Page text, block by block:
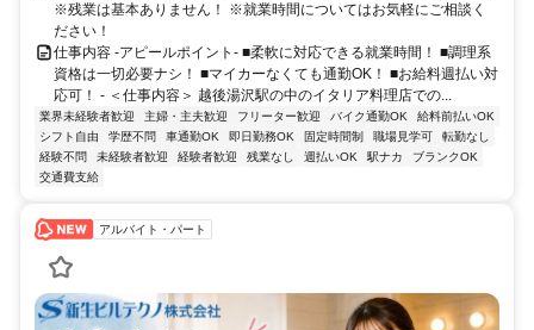
※残業は基本ありません！ ※就業時間についてはお気軽にご相談く
ださい！
仕事内容 -アピールポイント- ■柔軟に対応できる就業時間！ ■調理系
資格は一切必要ナシ！ ■マイカーなくても通勤OK！ ■お給料週払い対
応可！ - ＜仕事内容＞ 越後湯沢駅の中のイタリア料理店での...
業界未経験者歓迎 主婦・主夫歓迎 フリーター歓迎 バイク通勤OK
給料前払いOK
シフト自由
学歴不問 車通勤OK 即日勤務OK 固定時間制 職場見学可
転勤なし
経験不問
未経験者歓迎 経験者歓迎 残業なし 週払いOK 駅ナカ
ブランクOK
交通費支給
アルバイト・パート